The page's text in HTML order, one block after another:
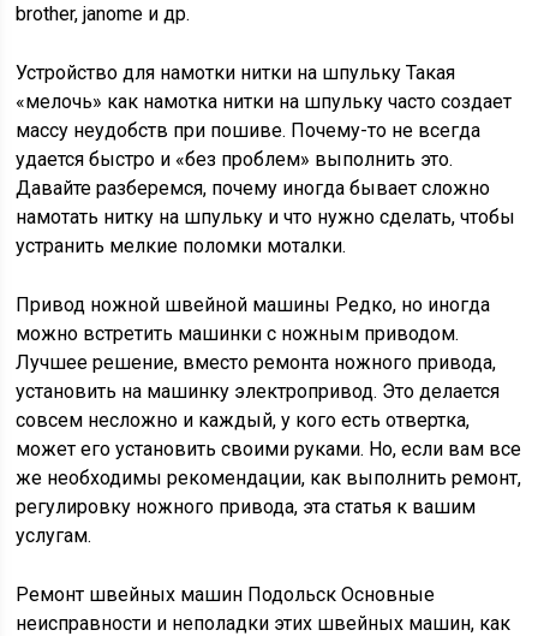
brother, janome и др.
Устройство для намотки нитки на шпульку Такая
«мелочь» как намотка нитки на шпульку часто создает
массу неудобств при пошиве. Почему-то не всегда
удается быстро и «без проблем» выполнить это.
Давайте разберемся, почему иногда бывает сложно
намотать нитку на шпульку и что нужно сделать, чтобы
устранить мелкие поломки моталки.
Привод ножной швейной машины Редко, но иногда
можно встретить машинки с ножным приводом.
Лучшее решение, вместо ремонта ножного привода,
установить на машинку электропривод. Это делается
совсем несложно и каждый, у кого есть отвертка,
может его установить своими руками. Но, если вам все
же необходимы рекомендации, как выполнить ремонт,
регулировку ножного привода, эта статья к вашим
услугам.
Ремонт швейных машин Подольск Основные
неисправности и неполадки этих швейных машин, как